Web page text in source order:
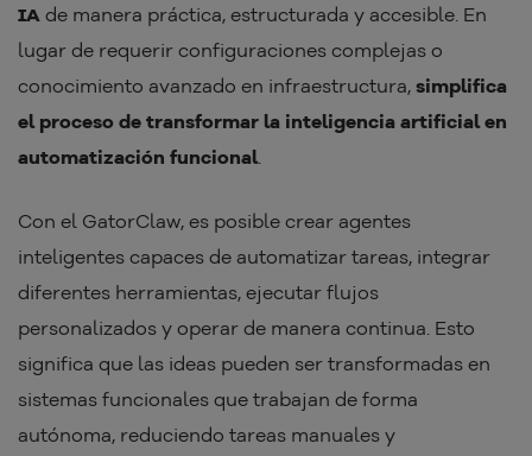
IA de manera práctica, estructurada y accesible. En
lugar de requerir configuraciones complejas o
conocimiento avanzado en infraestructura, simplifica
el proceso de transformar la inteligencia artificial en
automatización funcional.
Con el GatorClaw, es posible crear agentes
inteligentes capaces de automatizar tareas, integrar
diferentes herramientas, ejecutar flujos
personalizados y operar de manera continua. Esto
significa que las ideas pueden ser transformadas en
sistemas funcionales que trabajan de forma
autónoma, reduciendo tareas manuales y